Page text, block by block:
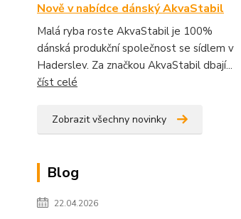
Nově v nabídce dánský AkvaStabil
Malá ryba roste AkvaStabil je 100%
dánská produkční společnost se sídlem v
Haderslev. Za značkou AkvaStabil dbají...
číst celé
Zobrazit všechny novinky
Blog
22.04.2026